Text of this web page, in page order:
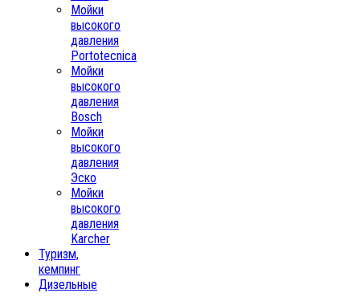
Мойки
высокого
давления
Portotecnica
Мойки
высокого
давления
Bosch
Мойки
высокого
давления
Эско
Мойки
высокого
давления
Karcher
Туризм,
кемпинг
Дизельные